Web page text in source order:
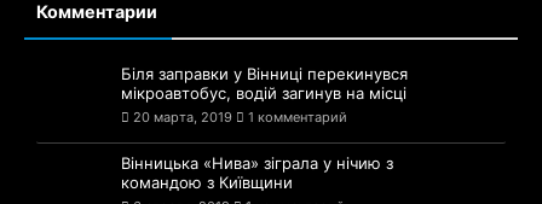
Комментарии
Біля заправки у Вінниці перекинувся
мікроавтобус, водій загинув на місці
20 марта, 2019 1 комментарий
Вінницька «Нива» зіграла у нічию з
командою з Київщини